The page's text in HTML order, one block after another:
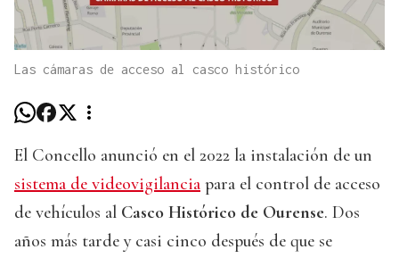
Las cámaras de acceso al casco histórico
El Concello anunció en el 2022 la instalación de un
sistema de videovigilancia para el control de acceso
de vehículos al Casco Histórico de Ourense. Dos
años más tarde y casi cinco después de que se